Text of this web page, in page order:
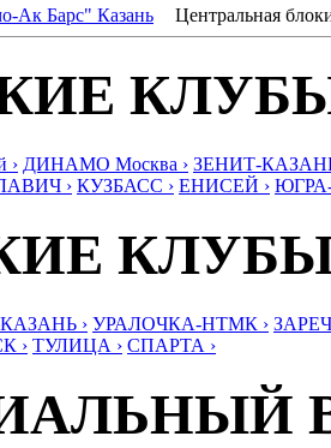
Ак Барс" Казань Центральная
› ДИНАМО Москва › ЗЕНИТ-
› КУЗБАСС › ЕНИСЕЙ ›
› УРАЛОЧКА-НТМК ›
› ТУЛИЦА › СПАРТА ›